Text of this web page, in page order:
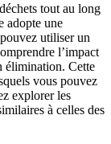
tout au long
adopte une
utiliser un
l’impact
élimination. Cette
vous pouvez
explorer les
à celles des